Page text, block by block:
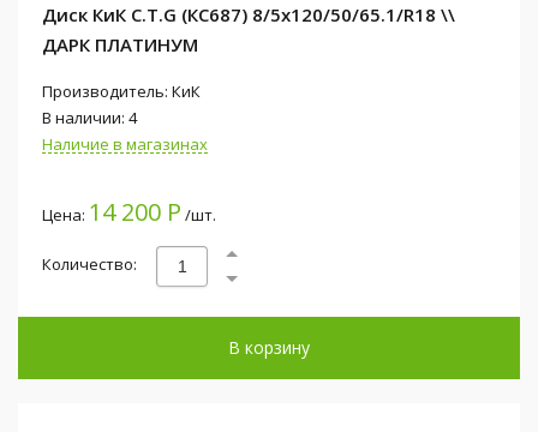
Диск КиК C.T.G (КС687) 8/5x120/50/65.1/R18 \\
ДАРК ПЛАТИНУМ
Производитель: КиК
В наличии: 4
Наличие в магазинах
Цена: 14 200 Р /шт.
Количество:
В корзину